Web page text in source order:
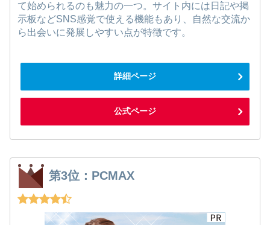
て始められるのも魅力の一つ。サイト内には日記や掲
示板などSNS感覚で使える機能もあり、自然な交流か
ら出会いに発展しやすい点が特徴です。
詳細ページ
公式ページ
第3位：PCMAX